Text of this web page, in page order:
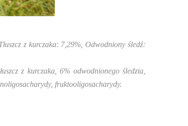
z kurczaka: 7,29%, Odwodniony śledź:
z kurczaka, 6% odwodnionego śledzia,
fruktooligosacharydy.